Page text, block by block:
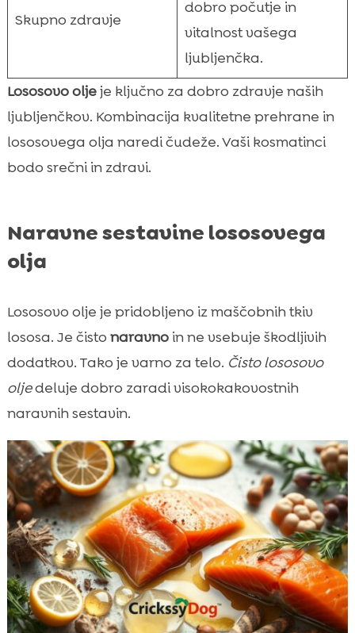
Skupno zdravje
dobro počutje in
vitalnost vašega
ljubljenčka.
Lososovo oljeje ključno za dobro zdravje naših
ljubljenčkov. Kombinacija kvalitetne prehrane in
lososovega olja naredi čudeže. Vaši kosmatinci
bodo srečni in zdravi.
Naravne sestavine lososovega
olja
Lososovo olje je pridobljeno iz maščobnih tkiv
lososa. Je čisto naravnoin ne vsebuje škodljivih
dodatkov. Tako je varno za telo. Čisto lososovo
oljedeluje dobro zaradi visokokakovostnih
naravnih sestavin.